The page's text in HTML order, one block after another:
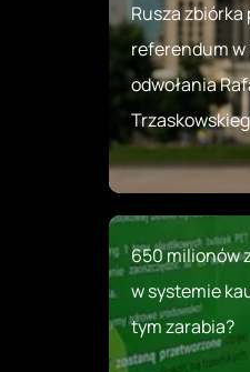
Rusza
referendum w
odwołania
650 milionów
w systemie
tym zarabia?